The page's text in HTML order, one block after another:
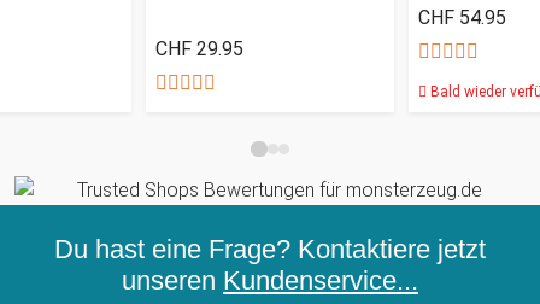
CHF 29.95
CHF 54.95
Bald wieder
Du hast eine Frage? Kontaktiere jetzt
unseren Kundenservice...